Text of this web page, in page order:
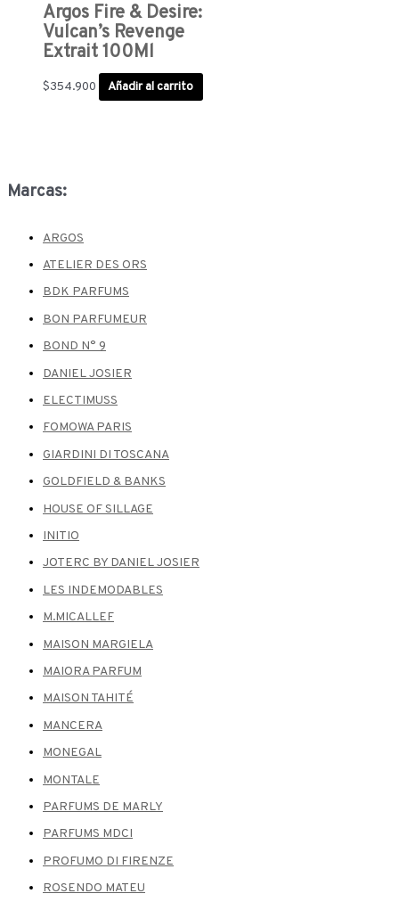
Marcas:
ARGOS
ATELIER DES ORS
BDK PARFUMS
BON PARFUMEUR
BOND N° 9
DANIEL JOSIER
ELECTIMUSS
FOMOWA PARIS
GIARDINI DI TOSCANA
GOLDFIELD & BANKS
HOUSE OF SILLAGE
INITIO
JOTERC BY DANIEL JOSIER
LES INDEMODABLES
M.MICALLEF
MAISON MARGIELA
MAIORA PARFUM
MAISON TAHITÉ
MANCERA
MONEGAL
MONTALE
PARFUMS DE MARLY
PARFUMS MDCI
PROFUMO DI FIRENZE
ROSENDO MATEU
Argos Fire & Desire:
Vulcan’s Revenge
Extrait 100Ml
$354.900 Añadir al carrito